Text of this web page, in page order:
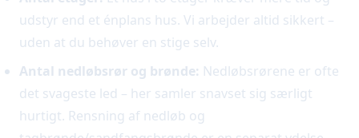
udstyr end et énplans hus. Vi arbejder altid sikkert –
uden at du behøver en stige selv.
Antal nedløbsrør og brønde: Nedløbsrørene er ofte
det svageste led – her samler snavset sig særligt
hurtigt. Rensning af nedløb og